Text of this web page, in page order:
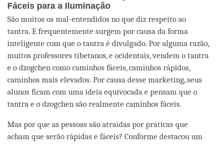
Fáceis para a Iluminação
São muitos os mal-entendidos no que diz respeito ao
tantra. E frequentemente surgem por causa da forma
inteligente com que o tantra é divulgado. Por alguma razão,
muitos professores tibetanos, e ocidentais, vendem o tantra
e o dzogchen como caminhos fáceis, caminhos rápidos,
caminhos mais elevados. Por causa desse marketing, seus
alunos ficam com uma ideia equivocada e pensam que o
tantra e o dzogchen são realmente caminhos fáceis.
Mas por que as pessoas são atraídas por práticas que
acham que serão rápidas e fáceis? Conforme destacou um